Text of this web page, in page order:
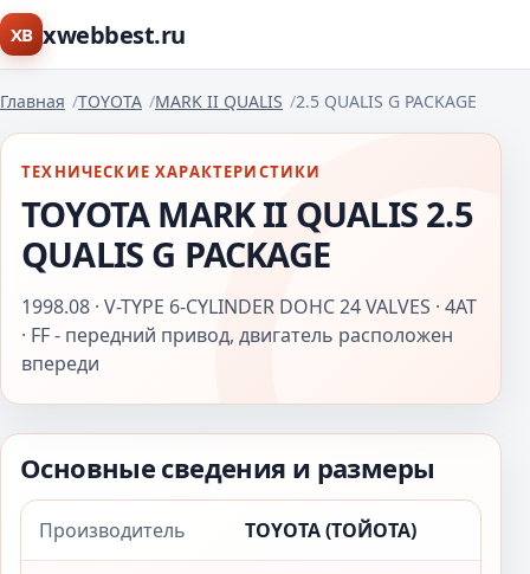
XB xwebbest.ru
Главная TOYOTA MARK II QUALIS 2.5 QUALIS G PACKAGE
ТЕХНИЧЕСКИЕ ХАРАКТЕРИСТИКИ
TOYOTA MARK II QUALIS 2.5
QUALIS G PACKAGE
1998.08 · V-TYPE 6-CYLINDER DOHC 24 VALVES · 4AT
· FF - передний привод, двигатель расположен
впереди
Основные сведения и размеры
Производитель TOYOTA (ТОЙОТА)